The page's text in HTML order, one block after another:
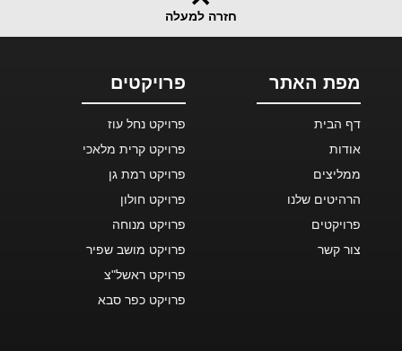
חזרה למעלה
מפת האתר
דף הבית
אודות
ממליצים
הרהיטים שלנו
פרויקטים
צור קשר
פרויקטים
פרויקט נחל עוז
פרויקט קרית מלאכי
פרויקט רמת גן
פרויקט חולון
פרויקט מנוחה
פרויקט מושב שפיר
פרויקט ראשל"צ
פרויקט כפר סבא